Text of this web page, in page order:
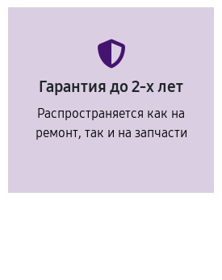
Гарантия до 2-х лет
Распространяется как на
ремонт, так и на запчасти